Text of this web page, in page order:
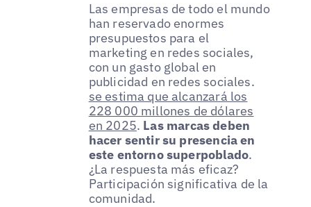
Las empresas de todo el mundo
han reservado enormes
presupuestos para el
marketing en redes sociales,
con un gasto global en
publicidad en redes sociales.
se estima que alcanzará los
228 000 millones de dólares
en 2025. Las marcas deben
hacer sentir su presencia en
este entorno superpoblado.
¿La respuesta más eficaz?
Participación significativa de la
comunidad.